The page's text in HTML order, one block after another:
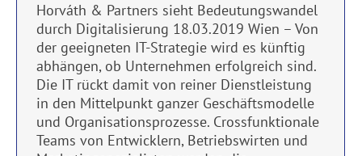
Horváth & Partners sieht Bedeutungswandel
durch Digitalisierung 18.03.2019 Wien – Von
der geeigneten IT-Strategie wird es künftig
abhängen, ob Unternehmen erfolgreich sind.
Die IT rückt damit von reiner Dienstleistung
in den Mittelpunkt ganzer Geschäftsmodelle
und Organisationsprozesse. Crossfunktionale
Teams von Entwicklern, Betriebswirten und